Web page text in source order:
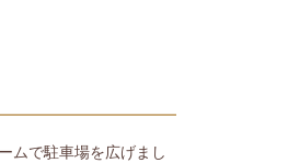
ムで駐車場を広げまし